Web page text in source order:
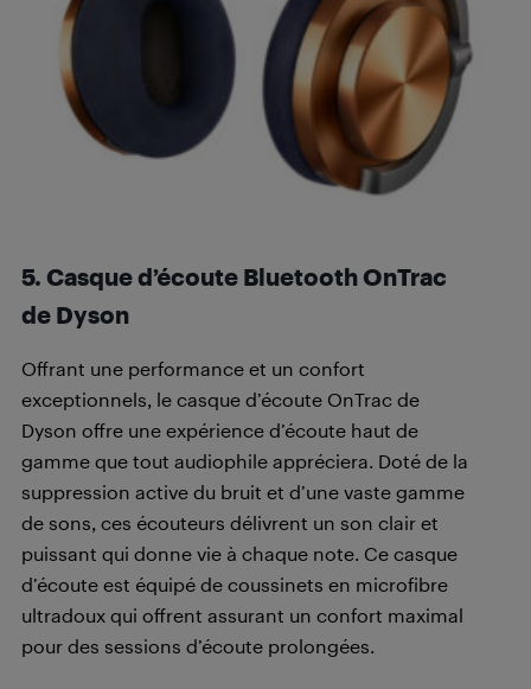
5. Casque d’écoute Bluetooth OnTrac
de Dyson
Offrant une performance et un confort
exceptionnels, le casque d’écoute OnTrac de
Dyson offre une expérience d’écoute haut de
gamme que tout audiophile appréciera. Doté de la
suppression active du bruit et d’une vaste gamme
de sons, ces écouteurs délivrent un son clair et
puissant qui donne vie à chaque note. Ce casque
d’écoute est équipé de coussinets en microfibre
ultradoux qui offrent assurant un confort maximal
pour des sessions d’écoute prolongées.